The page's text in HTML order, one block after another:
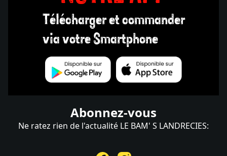
Télécharger et commander
via votre Smartphone
Abonnez-vous
Ne ratez rien de l'actualité LE BAM' S LANDRECIES: